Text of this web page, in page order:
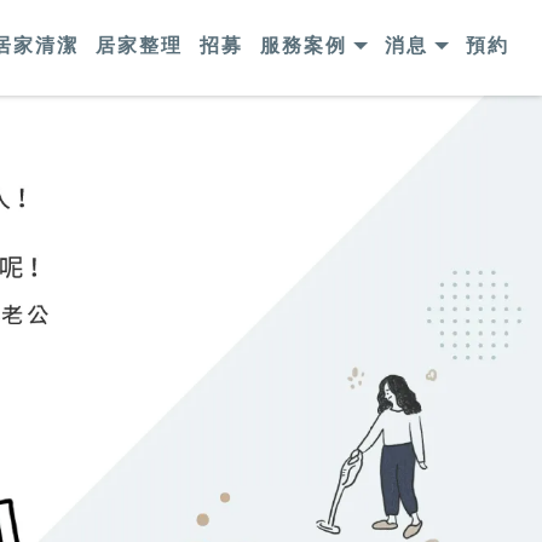
家清潔 居家整理 招募 服務案例 消息 預約